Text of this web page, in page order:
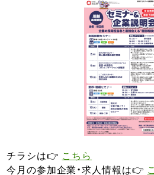
チラシは👉 こちら
今月の参加企業・求人情報は👉